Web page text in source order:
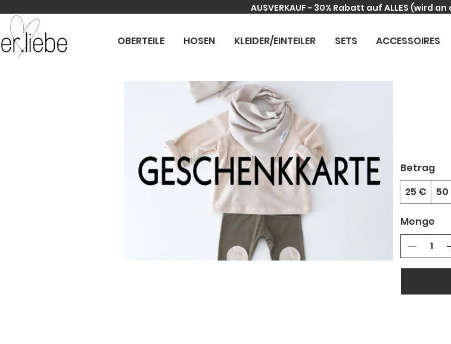
AUSVERKAUF - 30% Rabatt auf ALLES (wird an
OBERTEILE HOSEN KLEIDER/EINTEILER SETS ACCESSOIRES
Betrag
25 €
Menge